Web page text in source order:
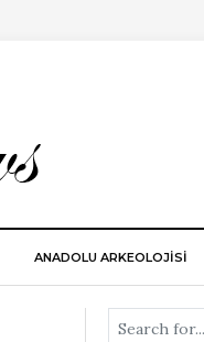
ANADOLU ARKEOLOJİSİ